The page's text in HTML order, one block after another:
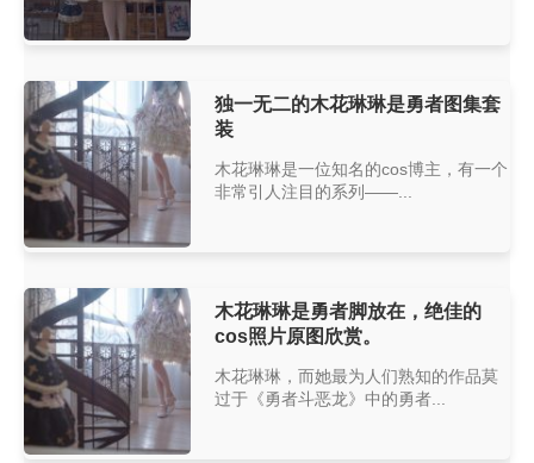
独一无二的木花琳琳是勇者图集套
装
木花琳琳是一位知名的cos博主，有一个
非常引人注目的系列——...
木花琳琳是勇者脚放在，绝佳的
cos照片原图欣赏。
木花琳琳，而她最为人们熟知的作品莫
过于《勇者斗恶龙》中的勇者...